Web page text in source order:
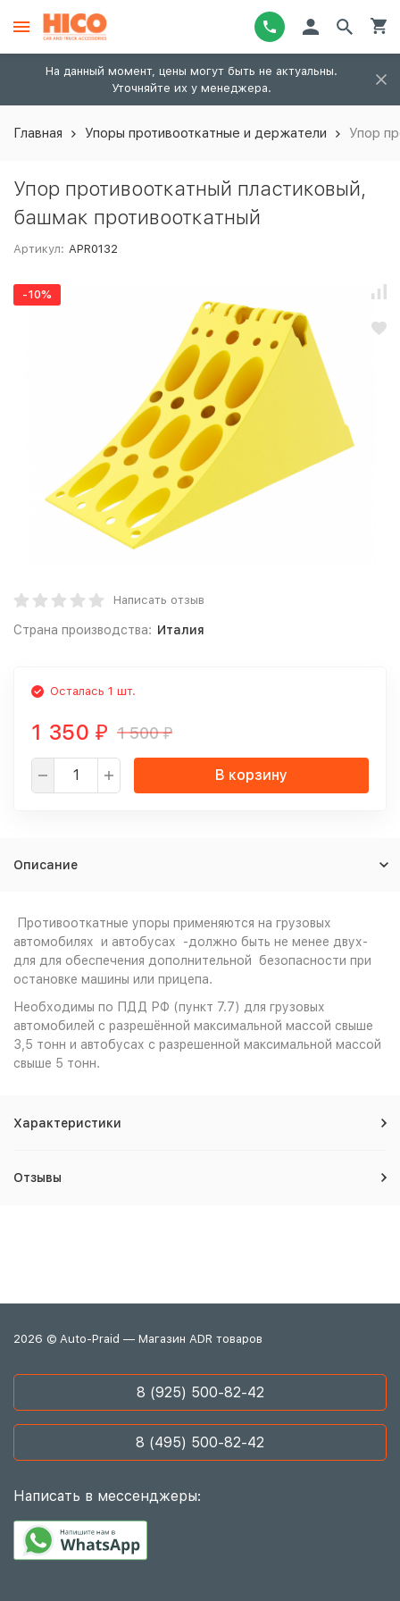
На данный момент, цены могут быть не актуальны.
Уточняйте их у менеджера.
Главная Упоры противооткатные и держатели Упор
Упор противооткатный пластиковый,
башмак противооткатный
Артикул: APR0132
-10%
Написать отзыв
Страна производства: Италия
Осталась 1 шт.
1 350 ₽ 1 500₽
В корзину
Описание
Противооткатные упоры применяются на грузовых
автомобилях и автобусах -должно быть не менее двух-
для для обеспечения дополнительной безопасности при
остановке машины или прицепа.
Необходимы по ПДД РФ (пункт 7.7) для грузовых
автомобилей с разрешённой максимальной массой свыше
3,5 тонн и автобусах с разрешенной максимальной массой
свыше 5 тонн.
Характеристики
Отзывы
2026 © Auto-Praid — Магазин ADR товаров
8 (925) 500-82-42
8 (495) 500-82-42
Написать в мессенджеры: